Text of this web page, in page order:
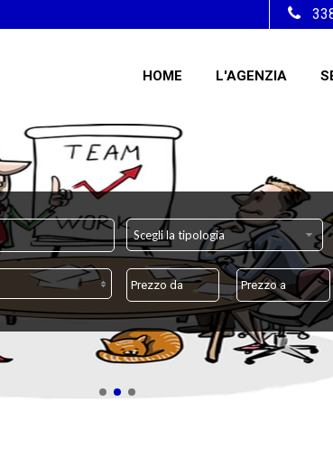
HOME L'AGENZIA
Scegli la tipologia